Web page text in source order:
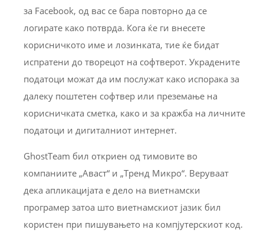
за Facebook, од вас се бара повторно да се
логирате како потврда. Кога ќе ги внесете
корисничкото име и лозинката, тие ќе бидат
испратени до творецот на софтверот. Украдените
податоци можат да им послужат како испорака за
далеку поштетен софтвер или преземање на
корисничката сметка, како и за кражба на личните
податоци и дигиталниот интернет.
GhostTeam бил откриен од тимовите во
компаниите „Аваст“ и „Тренд Микро“. Веруваат
дека апликацијата е дело на виетнамски
програмер затоа што виетнамскиот јазик бил
користен при пишувањето на компјутерскиот код.